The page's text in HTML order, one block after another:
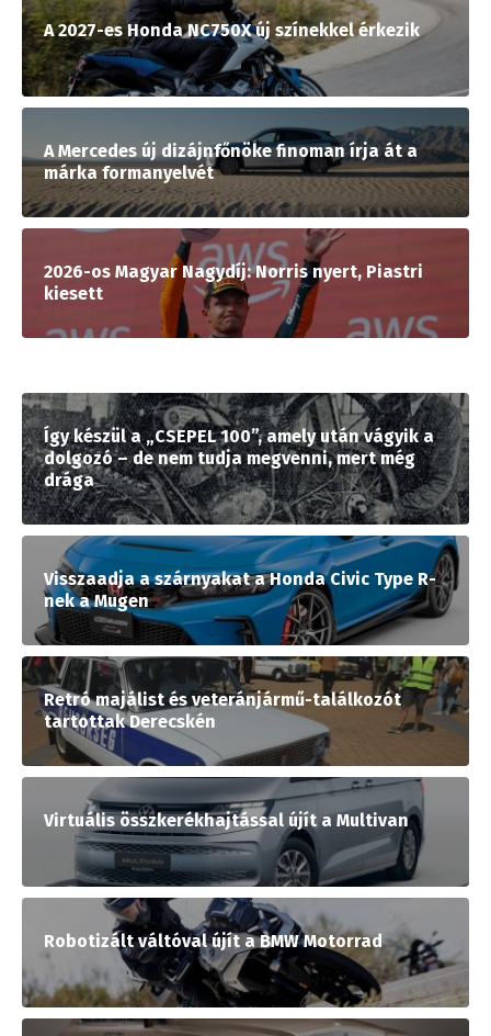
A 2027-es Honda NC750X új színekkel érkezik
A Mercedes új dizájnfőnöke finoman írja át a
márka formanyelvét
2026-os Magyar Nagydíj: Norris nyert, Piastri
kiesett
Így készül a „CSEPEL 100”, amely után vágyik a
dolgozó – de nem tudja megvenni, mert még
drága
Visszaadja a szárnyakat a Honda Civic Type R-
nek a Mugen
Retró majálist és veteránjármű-találkozót
tartottak Derecskén
Virtuális összkerékhajtással újít a Multivan
Robotizált váltóval újít a BMW Motorrad